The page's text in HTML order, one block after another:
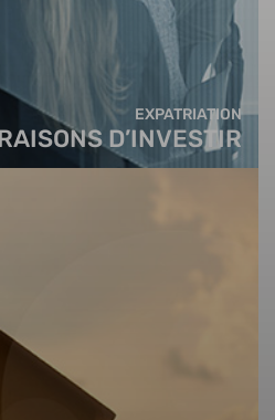
EXPATRIATION
D’INVESTIR